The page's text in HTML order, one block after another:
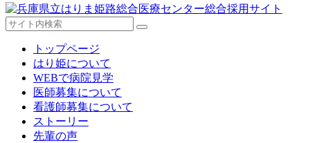
トップページ
はり姫について
WEBで病院見学
医師募集について
看護師募集について
ストーリー
先輩の声